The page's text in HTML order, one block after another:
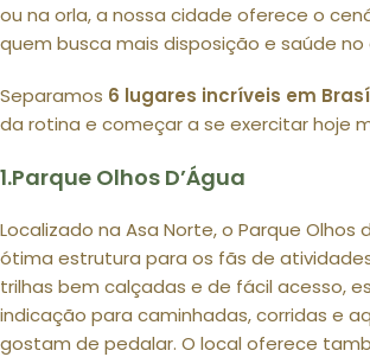
ou na orla, a nossa cidade oferece o
quem busca mais disposição e saúde no
Separamos 6 lugares incríveis em
da rotina e começar a se exercitar hoje
1.Parque Olhos D’Água
Localizado na Asa Norte, o Parque Olhos
ótima estrutura para os fãs de
trilhas bem calçadas e de fácil acesso,
indicação para caminhadas, corridas e
gostam de pedalar. O local oferece